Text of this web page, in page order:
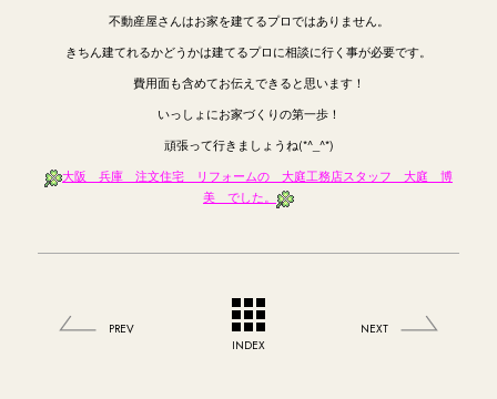
不動産屋さんはお家を建てるプロではありません。
きちん建てれるかどうかは建てるプロに相談に行く事が必要です。
費用面も含めてお伝えできると思います！
いっしょにお家づくりの第一歩！
頑張って行きましょうね(*^_^*)
大阪 兵庫 注文住宅 リフォームの 大庭工務店スタッフ 大庭 博
美 でした。
PREV
INDEX
NEXT